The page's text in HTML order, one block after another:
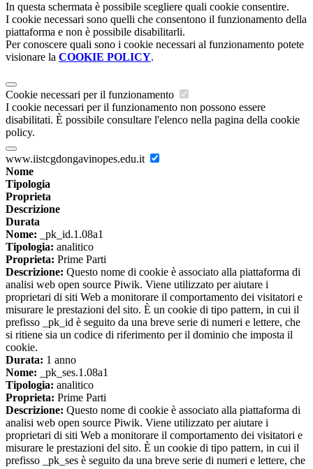
In questa schermata è possibile scegliere quali cookie consentire.
I cookie necessari sono quelli che consentono il funzionamento della
piattaforma e non è possibile disabilitarli.
Per conoscere quali sono i cookie necessari al funzionamento potete
visionare la COOKIE POLICY.
Cookie necessari per il funzionamento
I cookie necessari per il funzionamento non possono essere
disabilitati. È possibile consultare l'elenco nella pagina della cookie
policy.
www.iistcgdongavinopes.edu.it
Nome
Tipologia
Proprieta
Descrizione
Durata
Nome: _pk_id.1.08a1
Tipologia: analitico
Proprieta: Prime Parti
Descrizione: Questo nome di cookie è associato alla piattaforma di
analisi web open source Piwik. Viene utilizzato per aiutare i
proprietari di siti Web a monitorare il comportamento dei visitatori e
misurare le prestazioni del sito. È un cookie di tipo pattern, in cui il
prefisso _pk_id è seguito da una breve serie di numeri e lettere, che
si ritiene sia un codice di riferimento per il dominio che imposta il
cookie.
Durata: 1 anno
Nome: _pk_ses.1.08a1
Tipologia: analitico
Proprieta: Prime Parti
Descrizione: Questo nome di cookie è associato alla piattaforma di
analisi web open source Piwik. Viene utilizzato per aiutare i
proprietari di siti Web a monitorare il comportamento dei visitatori e
misurare le prestazioni del sito. È un cookie di tipo pattern, in cui il
prefisso _pk_ses è seguito da una breve serie di numeri e lettere, che